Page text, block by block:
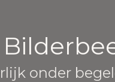
onder